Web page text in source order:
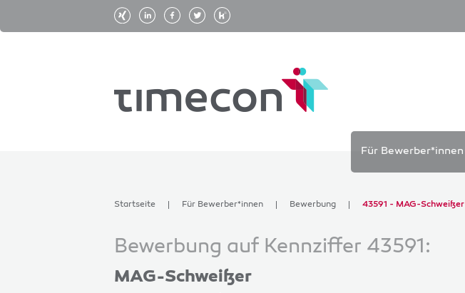
Für Bewerber*innen
Startseite Für Bewerber*innen Bewerbung 43591 - MAG-Schweißer
Bewerbung auf Kennziffer 43591:
MAG-Schweißer